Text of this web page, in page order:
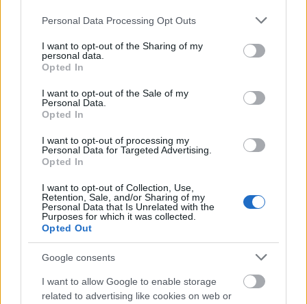
Please note that this website/app uses one or more Google
not limited to your visit or usage behaviour. You may click to
grant or deny consent to Google and its third-party tags to
use your data for below specified purposes in below Google
consent section.
Personal Data Processing Opt Outs
I want to opt-out of the Sharing of my
personal data.
Opted In
I want to opt-out of the Sale of my
Personal Data.
Opted In
I want to opt-out of processing my
Personal Data for Targeted Advertising.
Opted In
I want to opt-out of Collection, Use,
Retention, Sale, and/or Sharing of my
Personal Data that Is Unrelated with the
Purposes for which it was collected.
Opted Out
Google consents
I want to allow Google to enable storage
related to advertising like cookies on web or
Διαβάζονται αυτή τη στιγμή
Ο Τραμπ αναδημοσίευσε συνέντευξη του
Εξοικονομώ - Επιχειρώ: Παράταση έως τις 30
Νοεμβρίου για περισσότερες από 400
επιχειρήσεις
Μετά την επιτυχία των καθαρών οικοπέδων, ας
τολμήσουμε τα «καθαρά χωράφια» και
μεταρρύθμιση της γης στην Ελλάδα